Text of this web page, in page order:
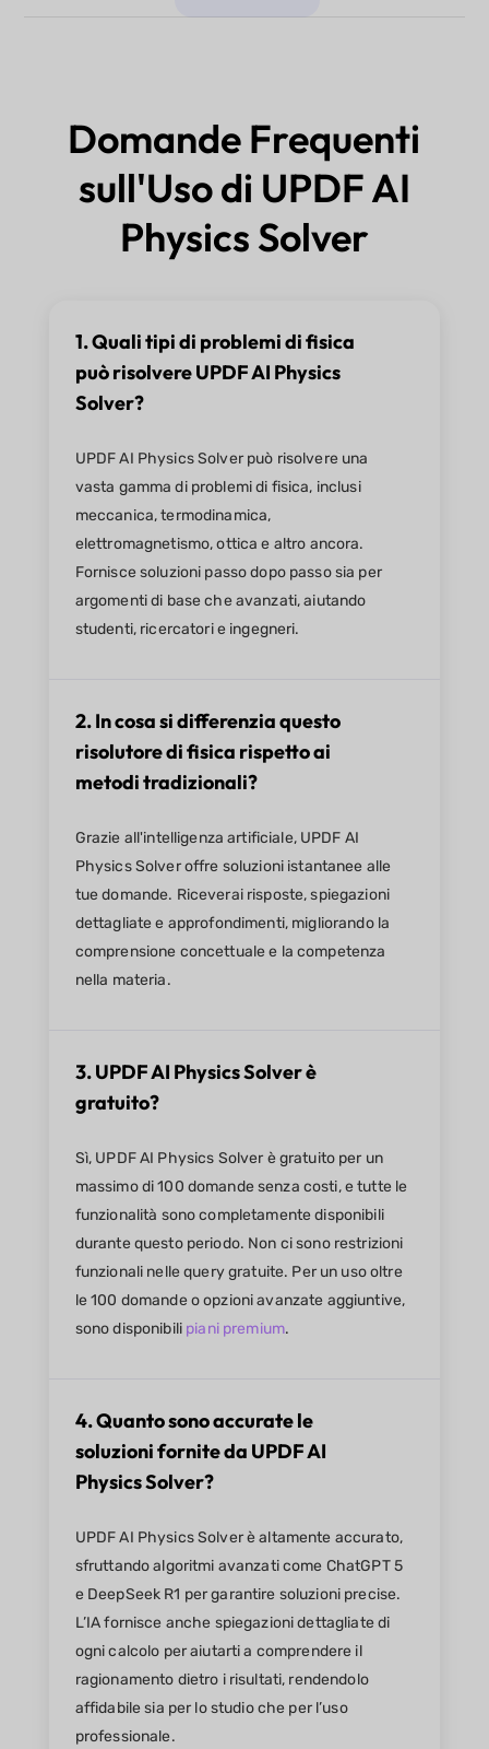
Domande Frequenti
sull'Uso di UPDF AI
Physics Solver
1. Quali tipi di problemi di fisica
può risolvere UPDF AI Physics
Solver?
UPDF AI Physics Solver può risolvere una
vasta gamma di problemi di fisica, inclusi
meccanica, termodinamica,
elettromagnetismo, ottica e altro ancora.
Fornisce soluzioni passo dopo passo sia per
argomenti di base che avanzati, aiutando
studenti, ricercatori e ingegneri.
2. In cosa si differenzia questo
risolutore di fisica rispetto ai
metodi tradizionali?
Grazie all'intelligenza artificiale, UPDF AI
Physics Solver offre soluzioni istantanee alle
tue domande. Riceverai risposte, spiegazioni
dettagliate e approfondimenti, migliorando la
comprensione concettuale e la competenza
nella materia.
3. UPDF AI Physics Solver è
gratuito?
Sì, UPDF AI Physics Solver è gratuito per un
massimo di 100 domande senza costi, e tutte le
funzionalità sono completamente disponibili
durante questo periodo. Non ci sono restrizioni
funzionali nelle query gratuite. Per un uso oltre
le 100 domande o opzioni avanzate aggiuntive,
sono disponibili piani premium.
4. Quanto sono accurate le
soluzioni fornite da UPDF AI
Physics Solver?
UPDF AI Physics Solver è altamente accurato,
sfruttando algoritmi avanzati come ChatGPT 5
e DeepSeek R1 per garantire soluzioni precise.
L’IA fornisce anche spiegazioni dettagliate di
ogni calcolo per aiutarti a comprendere il
ragionamento dietro i risultati, rendendolo
affidabile sia per lo studio che per l’uso
professionale.